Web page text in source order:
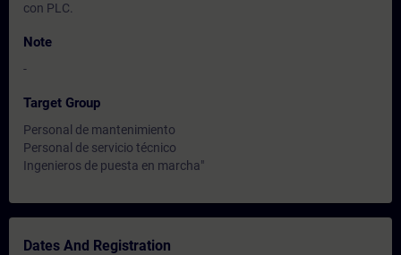
con PLC.
Note
-
Target Group
Personal de mantenimiento
Personal de servicio técnico
Ingenieros de puesta en marcha"
Dates And Registration